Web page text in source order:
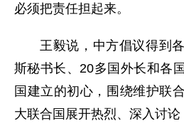
必须把责任担起来。
王毅说，中方倡议得到
斯秘书长、20多国外长和各
国建立的初心，围绕维护联
大联合国展开热烈、深入讨论